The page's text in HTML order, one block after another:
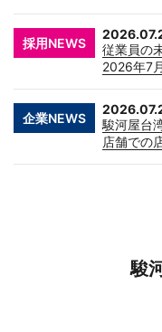
採用NEWS
従業員の
2026年7
企業NEWS
駿河屋台
店舗での
駿